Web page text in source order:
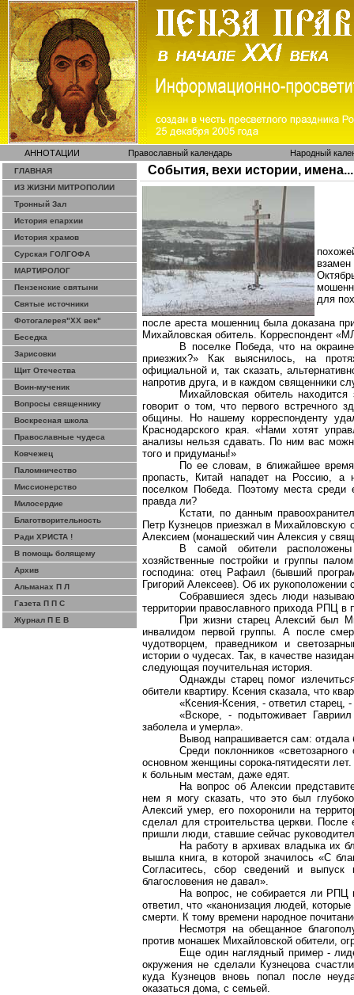
АННОТАЦИИ Православный календарь Народный
ГЛАВНАЯ
ИЗ ЖИЗНИ МИТРОПОЛИИ
Тронный Зал
История епархии
История храмов
Сурская ГОЛГОФА
МАРТИРОЛОГ
Пензенские святыни
Святые источники
Фотогалерея"ХХ век"
Беседка
Зарисовки
Щит Отечества
Воин-мученик
Вопросы священнику
Воскресная школа
Православные чудеса
Ковчежец
Паломничество
Миссионерство
Милосердие
Благотворительность
Ради ХРИСТА !
В помощь болящему
Архив
Альманах П Л
Газета П П С
Журнал П Е В
События, вехи истории, имена...
для
после ареста мошенниц была доказана
Михайловская обитель. Корреспондент
В поселке Победа, что на
приезжих?» Как выяснилось, на
официальной и, так сказать,
напротив друга, и в каждом священники
Михайловская обитель
говорит о том, что первого встречного
общины. Но нашему корреспонденту
Краснодарского края. «Нами хотят
анализы нельзя сдавать. По ним вас
того и придуманы!»
По ее словам, в ближайшее
пропасть, Китай нападет на Россию, а
поселком Победа. Поэтому места среди
правда ли?
Кстати, по данным
Петр Кузнецов приезжал в Михайловскую
Алексием (монашеский чин Алексия у
В самой обители
хозяйственные постройки и группы
господина: отец Рафаил (бывший
Григорий Алексеев). Об их рукоположении
Собравшиеся здесь люди
территории православного прихода РПЦ в
При жизни старец Алексий был
инвалидом первой группы. А после
чудотворцем, праведником и
истории о чудесах. Так, в качестве
следующая поучительная история.
Однажды старец помог
обители квартиру. Ксения сказала, что
«Ксения-Ксения, - ответил старец,
«Вскоре, - подытоживает
заболела и умерла».
Вывод напрашивается сам:
Среди поклонников
основном женщины сорока-пятидесяти
к больным местам, даже едят.
На вопрос об Алексии
нем я могу сказать, что это был
Алексий умер, его похоронили на
сделал для строительства церкви. После
пришли люди, ставшие сейчас
На работу в архивах владыка их
вышла книга, в которой значилось «С
Согласитесь, сбор сведений и
благословения не давал».
На вопрос, не собирается ли РПЦ
ответил, что «канонизация людей,
смерти. К тому времени народное
Несмотря на обещанное
против монашек Михайловской обители,
Еще один наглядный пример -
окружения не сделали Кузнецова
куда Кузнецов вновь попал после
оказаться дома, с семьей.